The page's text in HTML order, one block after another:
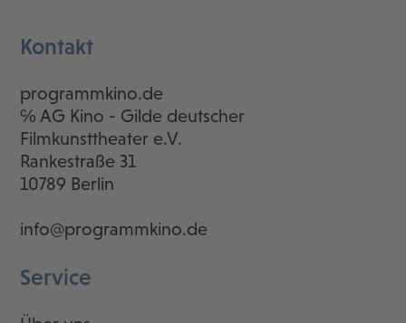
Kontakt
programmkino.de
℅ AG Kino - Gilde deutscher
Filmkunsttheater e.V.
Rankestraße 31
10789 Berlin
info@programmkino.de
Service